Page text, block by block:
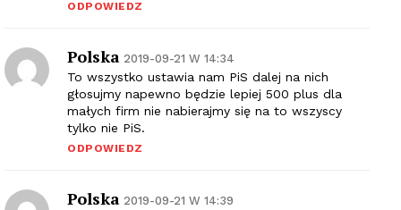
ODPOWIEDZ
Polska 2019-09-21 W 14:34
To wszystko ustawia nam PiS dalej na nich
głosujmy napewno będzie lepiej 500 plus dla
małych firm nie nabierajmy się na to wszyscy
tylko nie PiS.
ODPOWIEDZ
Polska 2019-09-21 W 14:39